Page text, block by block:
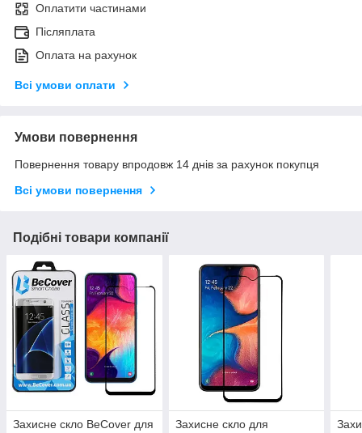
Оплатити частинами
Післяплата
Оплата на рахунок
Всі умови оплати
Умови повернення
Повернення товару впродовж 14 днів за рахунок покупця
Всі умови повернення
Подібні товари компанії
Захисне скло BeCover для
Захисне скло для